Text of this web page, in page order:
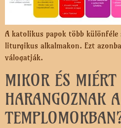
A katolikus papok több
liturgikus alkalmakon. Ezt
válogatják.
MIKOR ÉS MIÉRT
HARANGOZNAK